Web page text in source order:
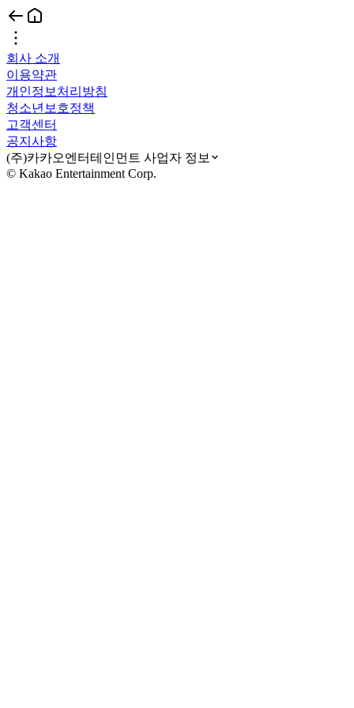
회사 소개
이용약관
개인정보처리방침
청소년보호정책
고객센터
공지사항
(주)카카오엔터테인먼트 사업자 정보
© Kakao Entertainment Corp.